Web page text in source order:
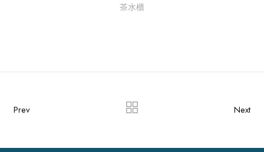
茶水櫃
Prev Next